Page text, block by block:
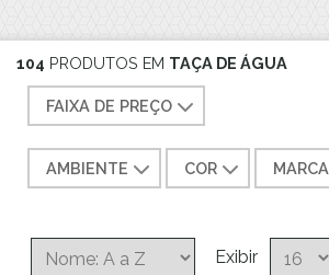
104 PRODUTOS EM TAÇA DE ÁGUA
FAIXA DE PREÇO
AMBIENTE COR MARCA
Exibir